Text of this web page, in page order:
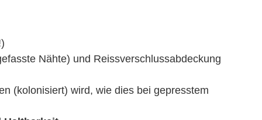
Nähte) und Reissverschlussabdeckung
(kolonisiert) wird, wie dies bei gepresstem